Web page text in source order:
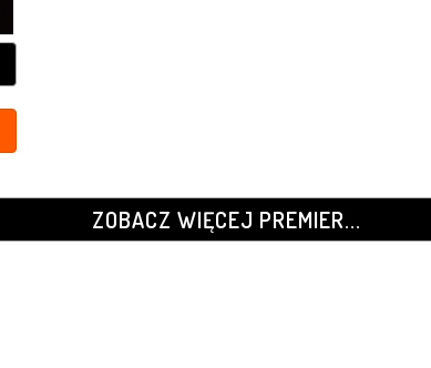
ZOBACZ WIĘCEJ PREMIER...